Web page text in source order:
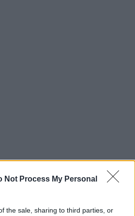
Not Process My Personal
the sale, sharing to third parties, or